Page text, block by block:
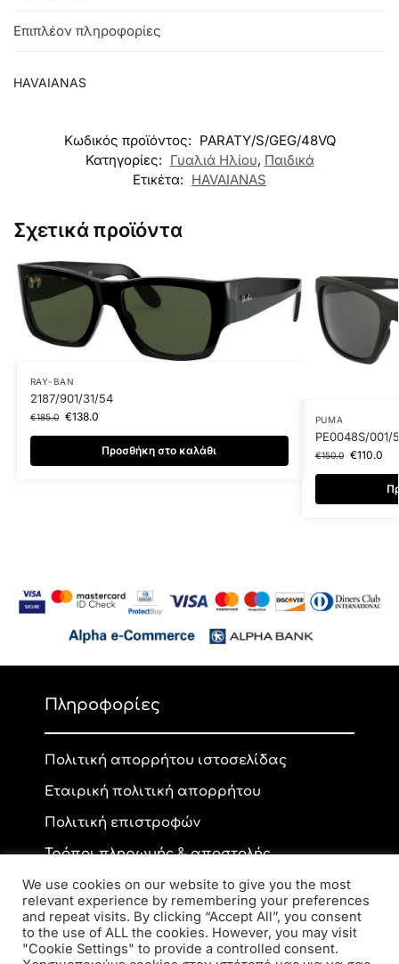
Επιπλέον πληροφορίες
HAVAIANAS
Κωδικός προϊόντος: PARATY/S/GEG/48VQ
Κατηγορίες: Γυαλιά Ηλίου, Παιδικά
Ετικέτα: HAVAIANAS
Σχετικά προϊόντα
RAY-BAN
2187/901/31/54
€185.0 €138.0
Προσθήκη στο καλάθι
PUMA
PE0048S/001/
€150.0 €110.0
Πληροφορίες
Πολιτική απορρήτου ιστοσελίδας
Εταιρική πολιτική απορρήτου
Πολιτική επιστροφών
Τρόποι πληρωμής & αποστολής
Επικοινωνία
We use cookies on our website to give you the most
relevant experience by remembering your preferences
and repeat visits. By clicking “Accept All”, you consent
to the use of ALL the cookies. However, you may visit
"Cookie Settings" to provide a controlled consent.